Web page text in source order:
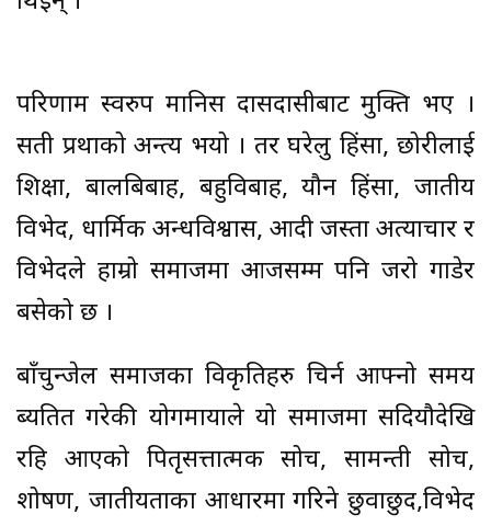
परिणाम स्वरुप मानिस दासदासीबाट मुक्ति भए ।
सती प्रथाको अन्त्य भयो । तर घरेलु हिंसा, छोरीलाई
शिक्षा, बालबिबाह, बहुविबाह, यौन हिंसा, जातीय
विभेद, धार्मिक अन्धविश्वास, आदी जस्ता अत्याचार र
विभेदले हाम्रो समाजमा आजसम्म पनि जरो गाडेर
बसेको छ ।
बाँचुन्जेल समाजका विकृतिहरु चिर्न आफ्नो समय
ब्यतित गरेकी योगमायाले यो समाजमा सदियौदेखि
रहि आएको पितृसत्तात्मक सोच, सामन्ती सोच,
शोषण, जातीयताका आधारमा गरिने छुवाछुद,विभेद